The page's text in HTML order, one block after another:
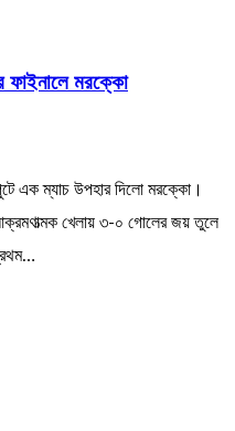
ফাইনালে মরক্কো
এক ম্যাচ উপহার দিলো মরক্কো।
আক্রমণাত্মক খেলায় ৩-০ গোলের জয় তুলে